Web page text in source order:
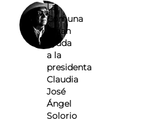
La
Comuna
Pidan
ayuda
a la
presidenta
Claudia
José
Ángel
Solorio